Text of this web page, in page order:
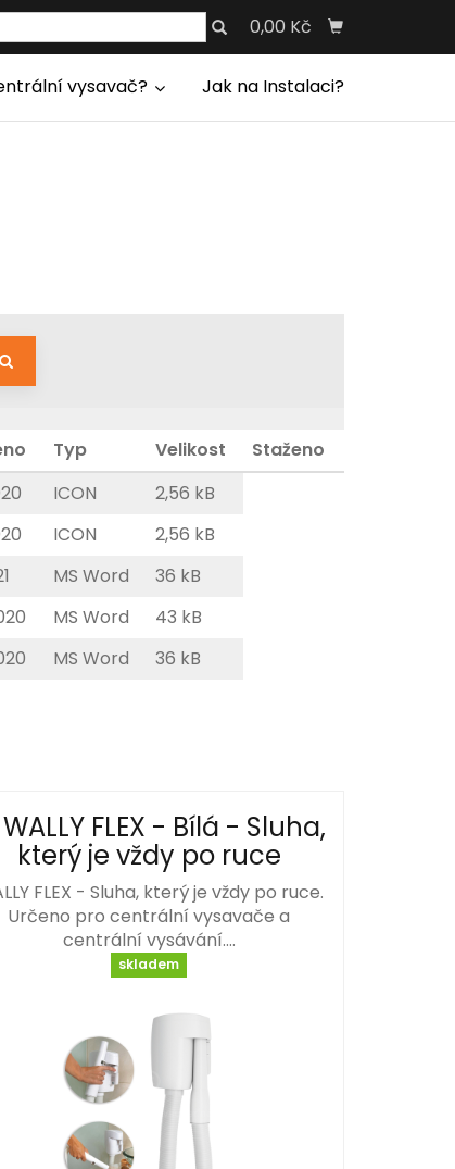
0,00 Kč
vysavač? Jak na Instalaci?
Typ Velikost
Staženo
ICON
2,56 kB
ICON
2,56 kB
MS Word
36 kB
MS Word
43 kB
MS Word 36 kB
WALLY FLEX - Bílá - Sluha,
který je vždy po ruce
FLEX - Sluha, který je vždy po ruce.
Určeno pro centrální vysavače a
centrální vysávání.…
skladem